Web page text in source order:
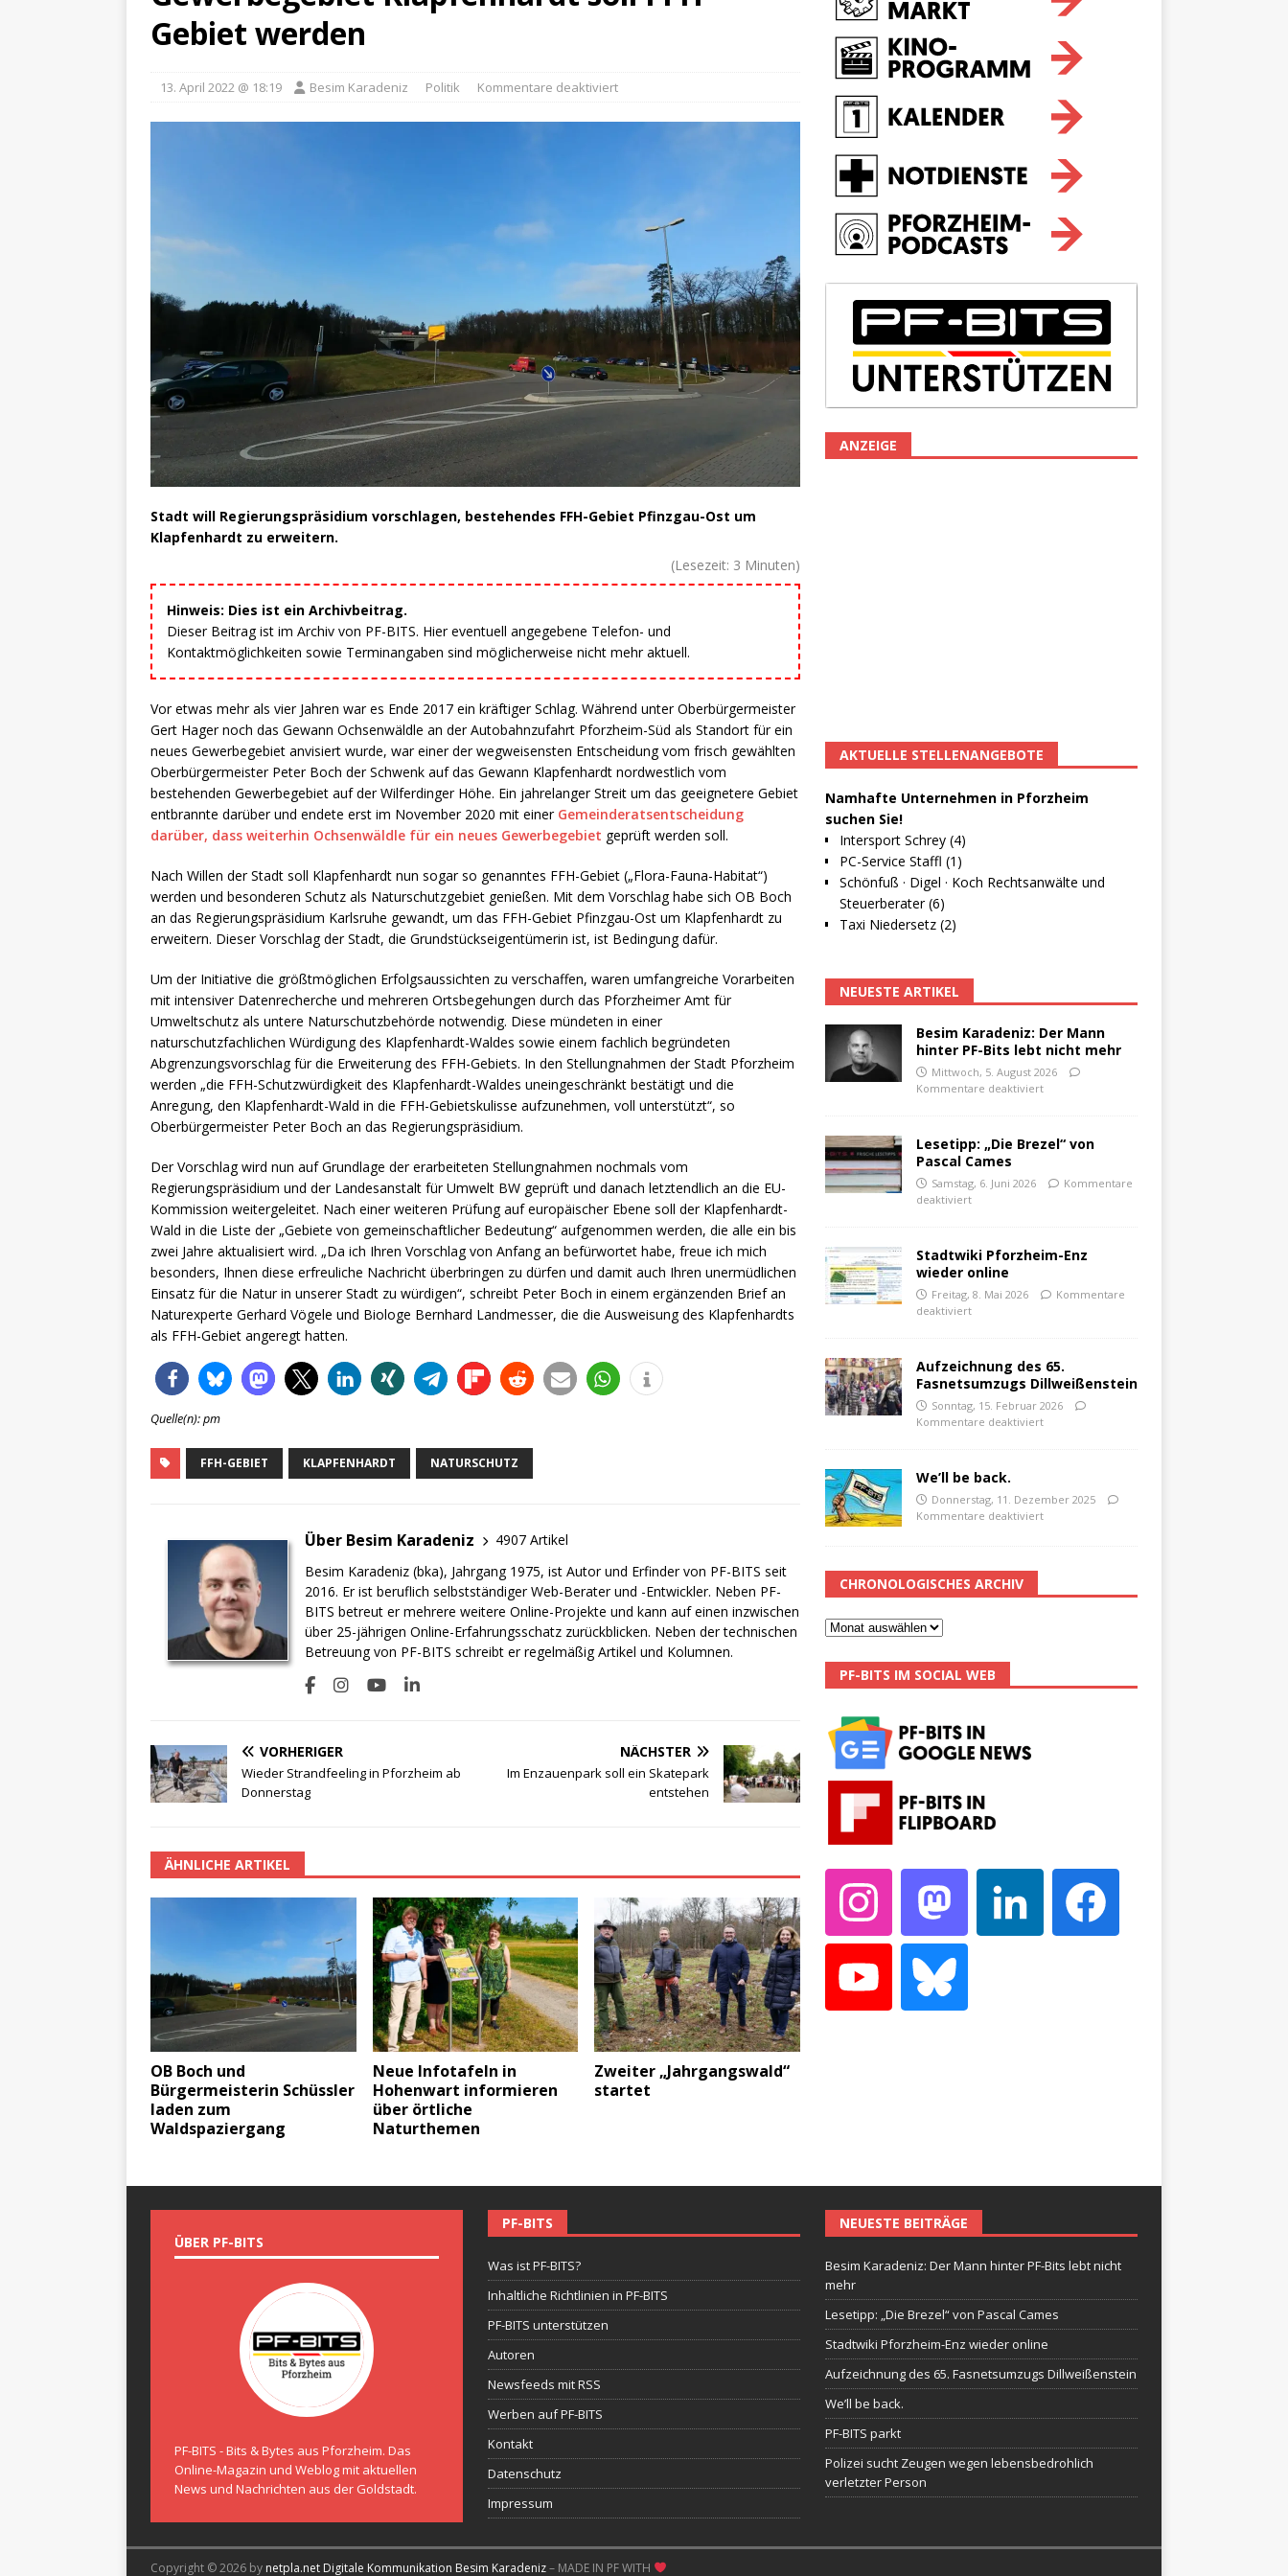
Gebiet werden
13. April 2022 @ 18:19 Besim Karadeniz Politik Kommentare deaktiviert
Stadt will Regierungspräsidium vorschlagen, bestehendes FFH-Gebiet Pfinzgau-Ost um
Klapfenhardt zu erweitern.
(Lesezeit: 3 Minuten)
Hinweis: Dies ist ein Archivbeitrag.
Dieser Beitrag ist im Archiv von PF-BITS. Hier eventuell angegebene Telefon- und
Kontaktmöglichkeiten sowie Terminangaben sind möglicherweise nicht mehr aktuell.
Vor etwas mehr als vier Jahren war es Ende 2017 ein kräftiger Schlag. Während unter Oberbürgermeister
Gert Hager noch das Gewann Ochsenwäldle an der Autobahnzufahrt Pforzheim-Süd als Standort für ein
neues Gewerbegebiet anvisiert wurde, war einer der wegweisensten Entscheidung vom frisch gewählten
Oberbürgermeister Peter Boch der Schwenk auf das Gewann Klapfenhardt nordwestlich vom
bestehenden Gewerbegebiet auf der Wilferdinger Höhe. Ein jahrelanger Streit um das geeignetere Gebiet
entbrannte darüber und endete erst im November 2020 mit einer Gemeinderatsentscheidung
darüber, dass weiterhin Ochsenwäldle für ein neues Gewerbegebiet geprüft werden soll.
Nach Willen der Stadt soll Klapfenhardt nun sogar so genanntes FFH-Gebiet („Flora-Fauna-Habitat“)
werden und besonderen Schutz als Naturschutzgebiet genießen. Mit dem Vorschlag habe sich OB Boch
an das Regierungspräsidium Karlsruhe gewandt, um das FFH-Gebiet Pfinzgau-Ost um Klapfenhardt zu
erweitern. Dieser Vorschlag der Stadt, die Grundstückseigentümerin ist, ist Bedingung dafür.
Um der Initiative die größtmöglichen Erfolgsaussichten zu verschaffen, waren umfangreiche Vorarbeiten
mit intensiver Datenrecherche und mehreren Ortsbegehungen durch das Pforzheimer Amt für
Umweltschutz als untere Naturschutzbehörde notwendig. Diese mündeten in einer
naturschutzfachlichen Würdigung des Klapfenhardt-Waldes sowie einem fachlich begründeten
Abgrenzungsvorschlag für die Erweiterung des FFH-Gebiets. In den Stellungnahmen der Stadt Pforzheim
werden „die FFH-Schutzwürdigkeit des Klapfenhardt-Waldes uneingeschränkt bestätigt und die
Anregung, den Klapfenhardt-Wald in die FFH-Gebietskulisse aufzunehmen, voll unterstützt“, so
Oberbürgermeister Peter Boch an das Regierungspräsidium.
Der Vorschlag wird nun auf Grundlage der erarbeiteten Stellungnahmen nochmals vom
Regierungspräsidium und der Landesanstalt für Umwelt BW geprüft und danach letztendlich an die EU-
Kommission weitergeleitet. Nach einer weiteren Prüfung auf europäischer Ebene soll der Klapfenhardt-
Wald in die Liste der „Gebiete von gemeinschaftlicher Bedeutung“ aufgenommen werden, die alle ein bis
zwei Jahre aktualisiert wird. „Da ich Ihren Vorschlag von Anfang an befürwortet habe, freue ich mich
besonders, Ihnen diese erfreuliche Nachricht überbringen zu dürfen und damit auch Ihren unermüdlichen
Einsatz für die Natur in unserer Stadt zu würdigen“, schreibt Peter Boch in einem ergänzenden Brief an
Naturexperte Gerhard Vögele und Biologe Bernhard Landmesser, die die Ausweisung des Klapfenhardts
als FFH-Gebiet angeregt hatten.
Quelle(n): pm
FFH-GEBIET KLAPFENHARDT NATURSCHUTZ
Über Besim Karadeniz
4907 Artikel
Besim Karadeniz (bka), Jahrgang 1975, ist Autor und Erfinder von PF-BITS seit
2016. Er ist beruflich selbstständiger Web-Berater und -Entwickler. Neben PF-
BITS betreut er mehrere weitere Online-Projekte und kann auf einen inzwischen
über 25-jährigen Online-Erfahrungsschatz zurückblicken. Neben der technischen
Betreuung von PF-BITS schreibt er regelmäßig Artikel und Kolumnen.
VORHERIGER
Wieder Strandfeeling in Pforzheim ab
Donnerstag
NÄCHSTER
Im Enzauenpark soll ein Skatepark
entstehen
ÄHNLICHE ARTIKEL
OB Boch und
Bürgermeisterin Schüssler
laden zum
Waldspaziergang
Neue Infotafeln in
Hohenwart informieren
über örtliche
Naturthemen
Zweiter „Jahrgangswald“
startet
ANZEIGE
AKTUELLE STELLENANGEBOTE
Namhafte Unternehmen in Pforzheim
suchen Sie!
Intersport Schrey (4)
PC-Service Staffl (1)
Schönfuß · Digel · Koch Rechtsanwälte und
Steuerberater (6)
Taxi Niedersetz (2)
NEUESTE ARTIKEL
Besim Karadeniz: Der Mann
hinter PF-Bits lebt nicht mehr
Mittwoch, 5. August 2026
Kommentare deaktiviert
Lesetipp: „Die Brezel“ von
Pascal Cames
Samstag, 6. Juni 2026
Kommentare
deaktiviert
Stadtwiki Pforzheim-Enz
wieder online
Freitag, 8. Mai 2026
Kommentare
deaktiviert
Aufzeichnung des 65.
Fasnetsumzugs Dillweißenstein
Sonntag, 15. Februar 2026
Kommentare deaktiviert
We’ll be back.
Donnerstag, 11. Dezember 2025
Kommentare deaktiviert
CHRONOLOGISCHES ARCHIV
PF-BITS IM SOCIAL WEB
ÜBER PF-BITS
PF-BITS - Bits & Bytes aus Pforzheim. Das
Online-Magazin und Weblog mit aktuellen
News und Nachrichten aus der Goldstadt.
PF-BITS
Was ist PF-BITS?
Inhaltliche Richtlinien in PF-BITS
PF-BITS unterstützen
Autoren
Newsfeeds mit RSS
Werben auf PF-BITS
Kontakt
Datenschutz
Impressum
NEUESTE BEITRÄGE
Besim Karadeniz: Der Mann hinter PF-Bits lebt nicht
mehr
Lesetipp: „Die Brezel“ von Pascal Cames
Stadtwiki Pforzheim-Enz wieder online
Aufzeichnung des 65. Fasnetsumzugs Dillweißenstein
We’ll be back.
PF-BITS parkt
Polizei sucht Zeugen wegen lebensbedrohlich
verletzter Person
Copyright © 2026 by netpla.net Digitale Kommunikation Besim Karadeniz– MADE IN PF WITH